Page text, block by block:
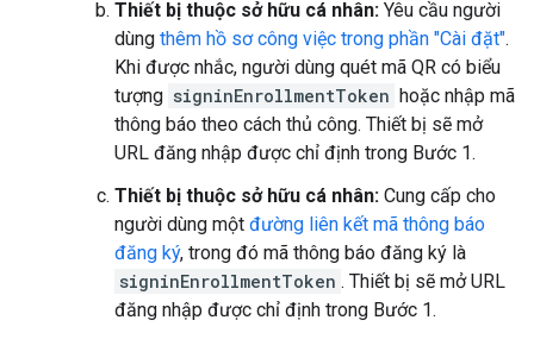
Thiết bị thuộc sở hữu cá nhân: Yêu cầu người
dùng thêm hồ sơ công việc trong phần "Cài đặt".
Khi được nhắc, người dùng quét mã QR có biểu
tượng signinEnrollmentToken hoặc nhập mã
thông báo theo cách thủ công. Thiết bị sẽ mở
URL đăng nhập được chỉ định trong Bước 1.
Thiết bị thuộc sở hữu cá nhân: Cung cấp cho
người dùng một đường liên kết mã thông báo
đăng ký, trong đó mã thông báo đăng ký là
signinEnrollmentToken . Thiết bị sẽ mở URL
đăng nhập được chỉ định trong Bước 1.